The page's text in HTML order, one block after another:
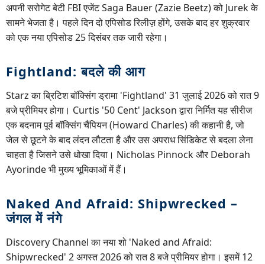
अपनी सरोगेट बेटी FBI एजेंट Saga Bauer (Zazie Beetz) को Jurek के
सामने भेजता है। पहले दिन दो एपिसोड रिलीज़ होंगे, उसके बाद हर शुक्रवार
को एक नया एपिसोड 25 दिसंबर तक जारी रहेगा।
Fightland: बदले की आग
Starz का ब्रिटिश बॉक्सिंग ड्रामा 'Fightland' 31 जुलाई 2026 को रात 9
बजे प्रीमियर होगा। Curtis '50 Cent' Jackson द्वारा निर्मित यह सीरीज
एक बदनाम पूर्व बॉक्सिंग चैंपियन (Howard Charles) की कहानी है, जो
जेल से छूटने के बाद लंदन लौटता है और उस अपराध सिंडिकेट से बदला लेना
चाहता है जिसने उसे धोखा दिया। Nicholas Pinnock और Deborah
Ayorinde भी मुख्य भूमिकाओं में हैं।
Naked And Afraid: Shipwrecked –
जंगल में नंगे
Discovery Channel का नया शो 'Naked and Afraid:
Shipwrecked' 2 अगस्त 2026 को रात 8 बजे प्रीमियर होगा। इसमें 12